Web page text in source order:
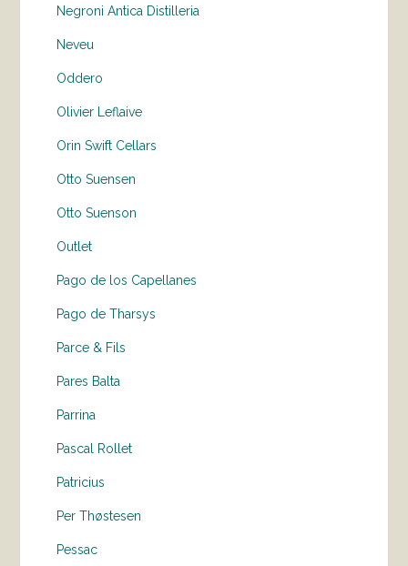
Negroni Antica Distilleria
Neveu
Oddero
Olivier Leflaive
Orin Swift Cellars
Otto Suensen
Otto Suenson
Outlet
Pago de los Capellanes
Pago de Tharsys
Parce & Fils
Pares Balta
Parrina
Pascal Rollet
Patricius
Per Thøstesen
Pessac